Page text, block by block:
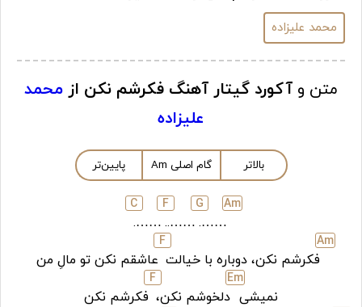
محمد علیزاده
متن و آکورد گیتار آهنگ فکرشم نکن از محمد
علیزاده
بالاتر گام اصلی Am پایین‌تر
Am
…….
G
……..
F
…….
C
Am
فکرشم نکن، دوباره با خیالت
F
عاشقم نکن تو مالِ من
نمیشی
Em
دلخوشم نکن،
F
فکرشم نکن